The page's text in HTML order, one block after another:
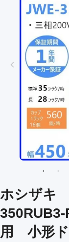
ホシザキ
用 小形